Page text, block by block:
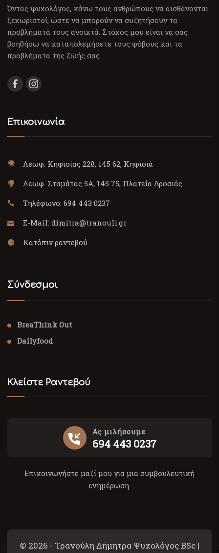
Όντας ψυχολόγος, κάνω τους ανθρώπους να αισθάνονται
ξεχωριστοί, ώστε να μπορούν να συζητήσουν τα
προβλήματά τους ανοιχτά. Στόχος μου είναι να σας
βοηθήσω να καταπολεμήσετε τους φόβους και τα
προβλήματα της ζωής σας.
Επικοινωνία
Λεωφ. Κηφισίας 228, 145 62, Κηφισιά
Λεωφ. Σταμάτας 5Α, 145 75, Πλατεία Δροσιάς
Τηλέφωνο: 694 443 0237
E-Mail: dimitra@tranouli.gr
Κατόπιν ραντεβού
Σύνδεσμοι
BreaThink Out
Dailyfood
Κλείστε Ραντεβού
Ας μιλήσουμε
694 443 0237
Επικοινωνήστε μαζί μου για μια συμβουλευτική
ενημέρωση.
© 2026 - Τρανούλη Δήμητρα Ψυχολόγος BSc |